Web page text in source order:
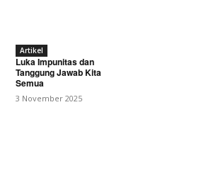
Artikel
Luka Impunitas dan
Tanggung Jawab Kita
Semua
3 November 2025